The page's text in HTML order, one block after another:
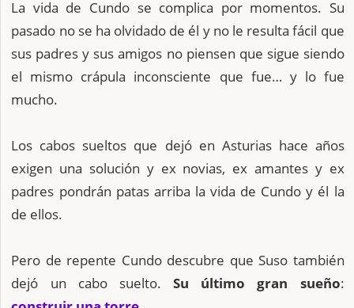
La vida de Cundo se complica por momentos. Su
pasado no se ha olvidado de él y no le resulta fácil que
sus padres y sus amigos no piensen que sigue siendo
el mismo crápula inconsciente que fue… y lo fue
mucho.
Los cabos sueltos que dejó en Asturias hace años
exigen una solución y ex novias, ex amantes y ex
padres pondrán patas arriba la vida de Cundo y él la
de ellos.
Pero de repente Cundo descubre que Suso también
dejó un cabo suelto.Su último gran sueño: